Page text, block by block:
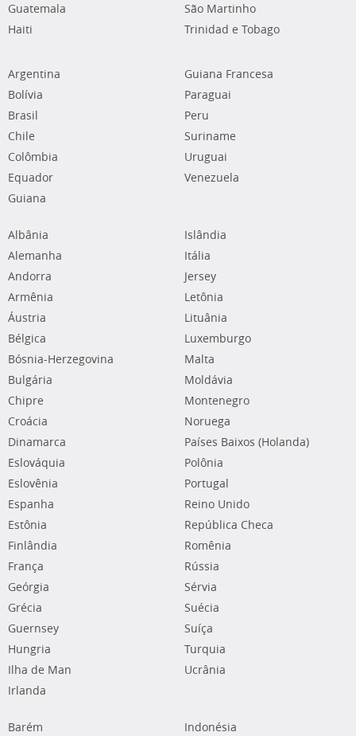
Guatemala
Haiti
São Martinho
Trinidad e Tobago
Argentina
Bolívia
Brasil
Chile
Colômbia
Equador
Guiana
Guiana Francesa
Paraguai
Peru
Suriname
Uruguai
Venezuela
Albânia
Alemanha
Andorra
Armênia
Áustria
Bélgica
Bósnia-Herzegovina
Bulgária
Chipre
Croácia
Dinamarca
Eslováquia
Eslovênia
Espanha
Estônia
Finlândia
França
Geórgia
Grécia
Guernsey
Hungria
Ilha de Man
Irlanda
Islândia
Itália
Jersey
Letônia
Lituânia
Luxemburgo
Malta
Moldávia
Montenegro
Noruega
Países Baixos (Holanda)
Polônia
Portugal
Reino Unido
República Checa
Romênia
Rússia
Sérvia
Suécia
Suíça
Turquia
Ucrânia
Barém
Indonésia